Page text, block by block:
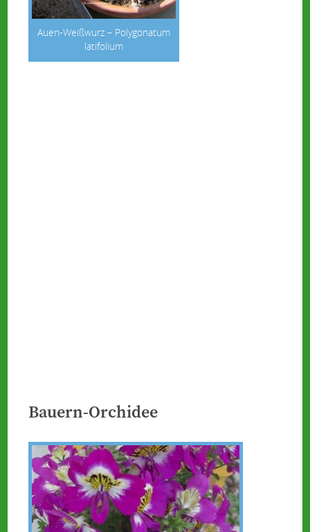
Auen-Weißwurz – Polygonatum
latifolium
Bauern-Orchidee